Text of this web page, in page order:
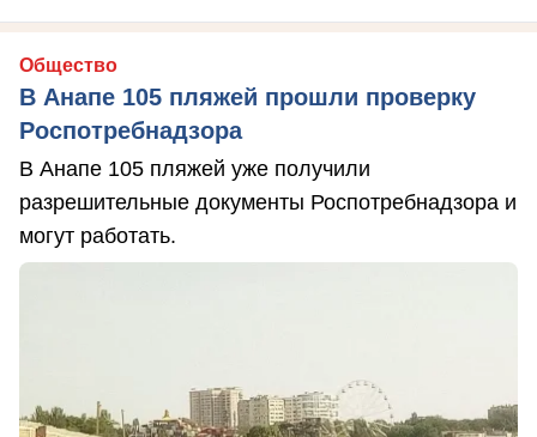
Общество
В Анапе 105 пляжей прошли проверку
Роспотребнадзора
В Анапе 105 пляжей уже получили
разрешительные документы Роспотребнадзора и
могут работать.